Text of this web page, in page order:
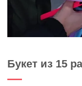
Букет из 15